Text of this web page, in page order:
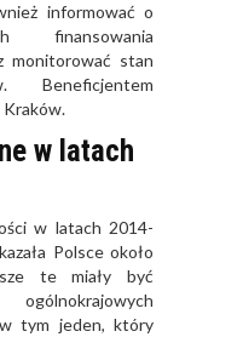
informować o
finansowania
monitorować stan
Beneficjentem
Kraków.
w latach
w latach 2014-
Polsce około
te miały być
tym jeden, który